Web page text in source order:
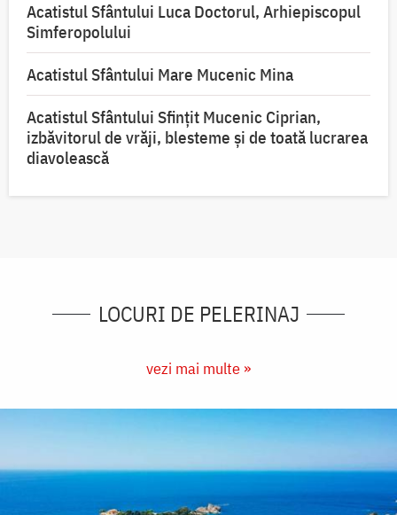
Acatistul Sfântului Luca Doctorul, Arhiepiscopul
Simferopolului
Acatistul Sfântului Mare Mucenic Mina
Acatistul Sfântului Sfințit Mucenic Ciprian,
izbăvitorul de vrăji, blesteme și de toată lucrarea
diavolească
LOCURI DE PELERINAJ
vezi mai multe »